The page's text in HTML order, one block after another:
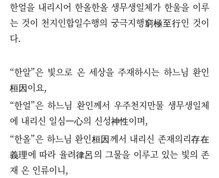
한얼을 내리시어 한올한올 생무생일체가 한울을 이루
는 것이 천지인합일수행의 궁극지행窮極至行인 것이
다.
“한알”은 빛으로 온 세상을 주재하시는 하느님 환인
桓因이요,
“한얼”은 하느님 환인께서 우주천지만물 생무생일체
에 내리신 일심一心의 신성神性이며,
“한올”은 하느님 환인桓因께서 내리신 존재의리存在
義理에 따라 율려律呂의 그물을 이루고 있는 빛의 존
재 온 인류이니,